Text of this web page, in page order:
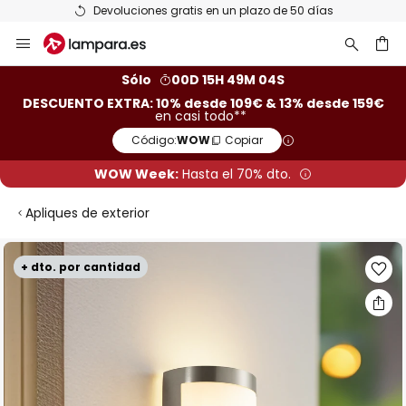
Devoluciones gratis en un plazo de 50 días
al
Sólo
00D 15H 49M 03S
DESCUENTO EXTRA: 10% desde 109€ & 13% desde 159€
en casi todo**
Código:WOW Copiar
WOW Week: Hasta el 70% dto.
Apliques de exterior
+ dto. por cantidad
Saltar
al
galería